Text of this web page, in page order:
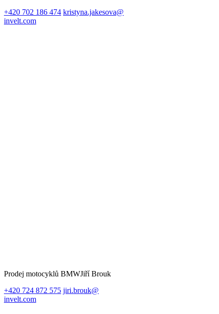
+420 702 186 474 kristyna.jakesova@
invelt.com
Prodej motocyklů BMWJiří Brouk
+420 724 872 575 jiri.brouk@
invelt.com